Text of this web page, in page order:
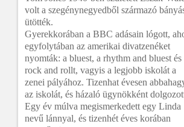
volt a szegénynegyedből származó
ütötték.
Gyerekkorában a BBC adásain lógott,
egyfolytában az amerikai divatzenéket
nyomták: a bluest, a rhythm and bluest és
rock and rollt, vagyis a legjobb iskolát a
zenei pályához. Tizenhat évesen
az iskolát, és házaló ügynökként
Egy év múlva megismerkedett egy Linda
nevű lánnyal, és tizenhét éves korában